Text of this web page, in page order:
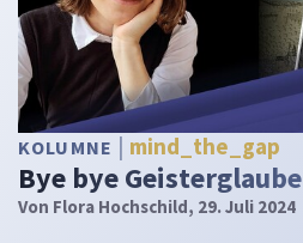
KOLUMNE mind_the_gap
Bye bye Geisterglaube
Von Flora Hochschild, 29. Juli 2024